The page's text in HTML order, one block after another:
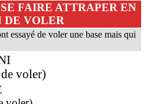
FAIRE ATTRAPER EN
DE VOLER
essayé de voler une base mais qui
voler)